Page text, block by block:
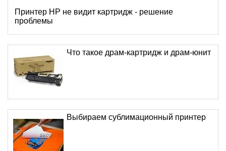
Принтер HP не видит картридж - решение
проблемы
Что такое драм-картридж и драм-юнит
Выбираем сублимационный принтер